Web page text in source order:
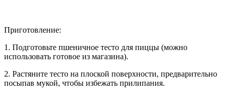
Приготовление:
1. Подготовьте пшеничное тесто для пиццы (можно
использовать готовое из магазина).
2. Растяните тесто на плоской поверхности, предварительно
посыпав мукой, чтобы избежать прилипания.